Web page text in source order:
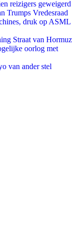
reizigers geweigerd
Trumps Vredesraad
druk op ASML
Straat van Hormuz
oorlog met
van ander stel